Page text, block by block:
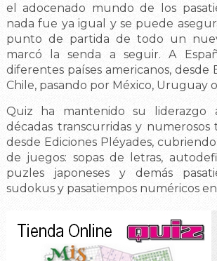
el adocenado mundo de los
nada fue ya igual y se puede
punto de partida de todo un
marcó la senda a seguir. A
diferentes países americanos, desde
Chile, pasando por México, Uruguay
Quiz ha mantenido su liderazgo
décadas transcurridas y
desde Ediciones Pléyades,
de juegos: sopas de letras,
puzles japoneses y demás
sudokus y pasatiempos numéricos